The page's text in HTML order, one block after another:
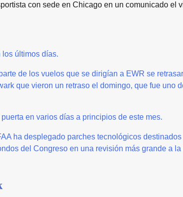
con sede en Chicago en un comunicado el
últimos días.
de los vuelos que se dirigían a EWR se
que vieron un retraso el domingo, que fue uno
en varios días a principios de este mes.
ha desplegado parches tecnológicos
del Congreso en una revisión más grande a